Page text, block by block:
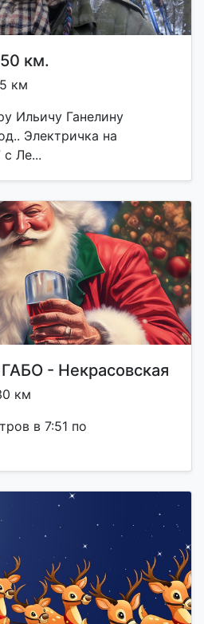
км.
км
Ильичу Ганелину
Электричка на
с Ле...
- Некрасовская
км
в 7:51 по